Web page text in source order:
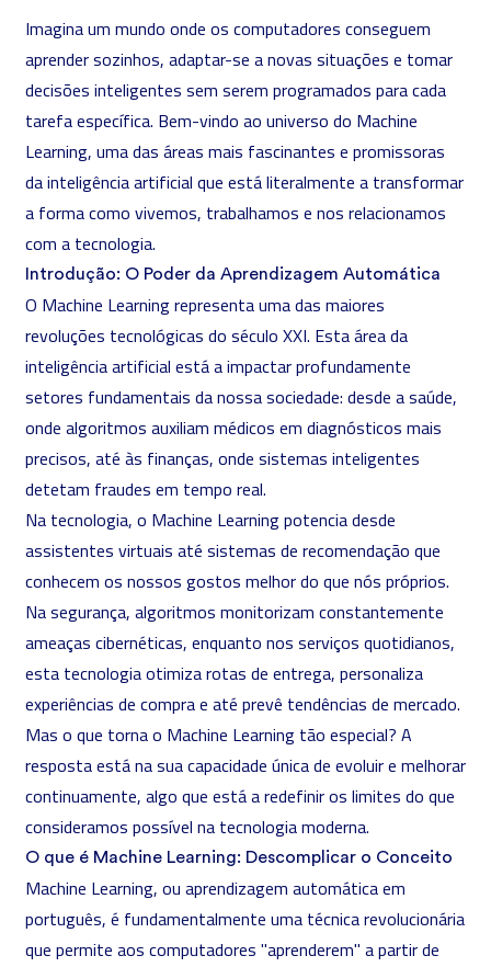
Imagina um mundo onde os computadores conseguem
aprender sozinhos, adaptar-se a novas situações e tomar
decisões inteligentes sem serem programados para cada
tarefa específica. Bem-vindo ao universo do Machine
Learning, uma das áreas mais fascinantes e promissoras
da inteligência artificial que está literalmente a transformar
a forma como vivemos, trabalhamos e nos relacionamos
com a tecnologia.
Introdução: O Poder da Aprendizagem Automática
O Machine Learning representa uma das maiores
revoluções tecnológicas do século XXI. Esta área da
inteligência artificial está a impactar profundamente
setores fundamentais da nossa sociedade: desde a saúde,
onde algoritmos auxiliam médicos em diagnósticos mais
precisos, até às finanças, onde sistemas inteligentes
detetam fraudes em tempo real.
Na tecnologia, o Machine Learning potencia desde
assistentes virtuais até sistemas de recomendação que
conhecem os nossos gostos melhor do que nós próprios.
Na segurança, algoritmos monitorizam constantemente
ameaças cibernéticas, enquanto nos serviços quotidianos,
esta tecnologia otimiza rotas de entrega, personaliza
experiências de compra e até prevê tendências de mercado.
Mas o que torna o Machine Learning tão especial? A
resposta está na sua capacidade única de evoluir e melhorar
continuamente, algo que está a redefinir os limites do que
consideramos possível na tecnologia moderna.
O que é Machine Learning: Descomplicar o Conceito
Machine Learning, ou aprendizagem automática em
português, é fundamentalmente uma técnica revolucionária
que permite aos computadores "aprenderem" a partir de